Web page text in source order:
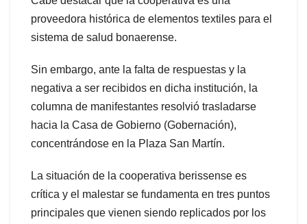
proveedora histórica de elementos textiles para el
sistema de salud bonaerense.
Sin embargo, ante la falta de respuestas y la
negativa a ser recibidos en dicha institución, la
columna de manifestantes resolvió trasladarse
hacia la Casa de Gobierno (Gobernación),
concentrándose en la Plaza San Martín.
La situación de la cooperativa berissense es
crítica y el malestar se fundamenta en tres puntos
principales que vienen siendo replicados por los